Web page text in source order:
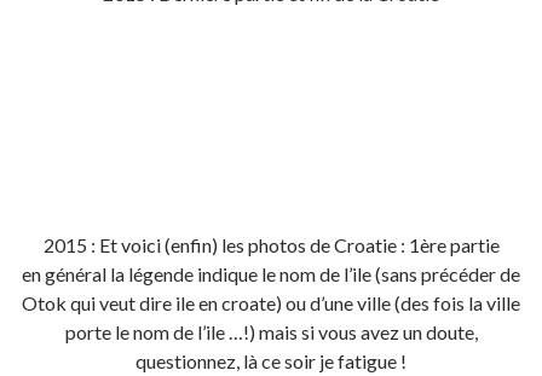
2015 : Et voici (enfin) les photos de Croatie : 1ère partie
en général la légende indique le nom de l’ile (sans précéder de
Otok qui veut dire ile en croate) ou d’une ville (des fois la ville
porte le nom de l’ile …!) mais si vous avez un doute,
questionnez, là ce soir je fatigue !